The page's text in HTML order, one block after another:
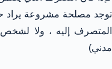
توجد مصلحة مشروعة يراد
مدني)